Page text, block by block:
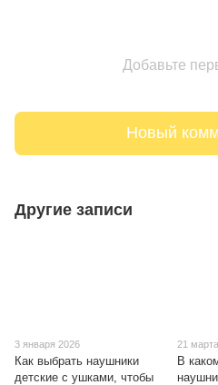
Добавьте
Новый
Другие записи
3 января 2026
Как выбрать наушники
детские с ушками, чтобы
21
В